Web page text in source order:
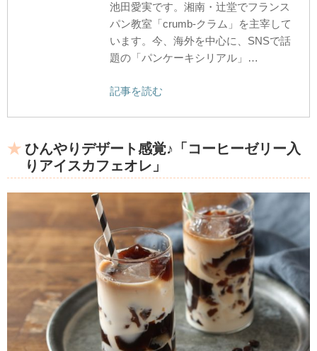
池田愛実です。湘南・辻堂でフランス
パン教室「crumb-クラム」を主宰して
います。今、海外を中心に、SNSで話
題の「パンケーキシリアル」…
記事を読む
ひんやりデザート感覚♪「コーヒーゼリー入
りアイスカフェオレ」